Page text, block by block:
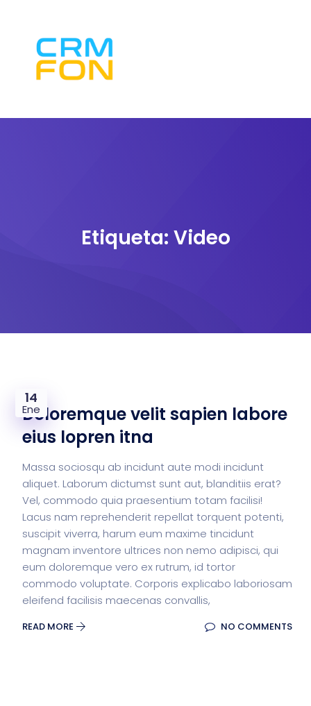
Etiqueta: Video
14
Ene
Doloremque velit sapien labore
eius lopren itna
Massa sociosqu ab incidunt aute modi incidunt
aliquet. Laborum dictumst sunt aut, blanditiis erat?
Vel, commodo quia praesentium totam facilisi!
Lacus nam reprehenderit repellat torquent potenti,
suscipit viverra, harum eum maxime tincidunt
magnam inventore ultrices non nemo adipisci, qui
eum doloremque vero ex rutrum, id tortor
commodo voluptate. Corporis explicabo laboriosam
eleifend facilisis maecenas convallis,
READ MORE NO COMMENTS